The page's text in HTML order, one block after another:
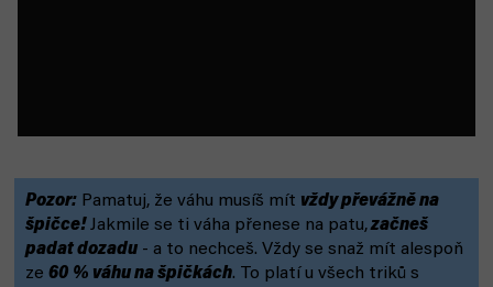
Pozor: Pamatuj, že váhu musíš mít vždy převážně na
špičce!Jakmile se ti váha přenese na patu,začneš
padat dozadu - a to nechceš. Vždy se snaž mít alespoň
ze 60 % váhu na špičkách. To platí u všech triků s